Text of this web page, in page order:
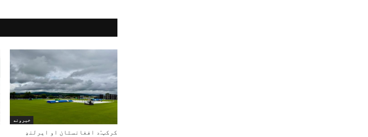
خبرونه
کرکټ:د افغانستان او ایرلنډ